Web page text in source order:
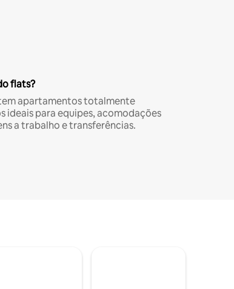
flats?
apartamentos totalmente
ideais para equipes, acomodações
a trabalho e transferências.